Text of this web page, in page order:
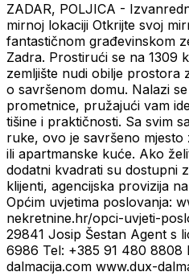
ZADAR, POLJICA -
mirnoj lokaciji Otkrijte svoj
fantastičnom građevinskom
Zadra. Prostirući se na 1309
zemljište nudi obilje prostora
o savršenom domu. Nalazi
prometnice, pružajući vam
tišine i praktičnosti. Sa svim
ruke, ovo je savršeno mjesto
ili apartmanske kuće. Ako
dodatni kvadrati su dostupni
klijenti, agencijska provizija
Općim uvjetima poslovanja:
nekretnine.hr/opci-uvjeti-
29841 Josip Šestan Agent s
6986 Tel: +385 91 480 8808
dalmacija.com www.dux-